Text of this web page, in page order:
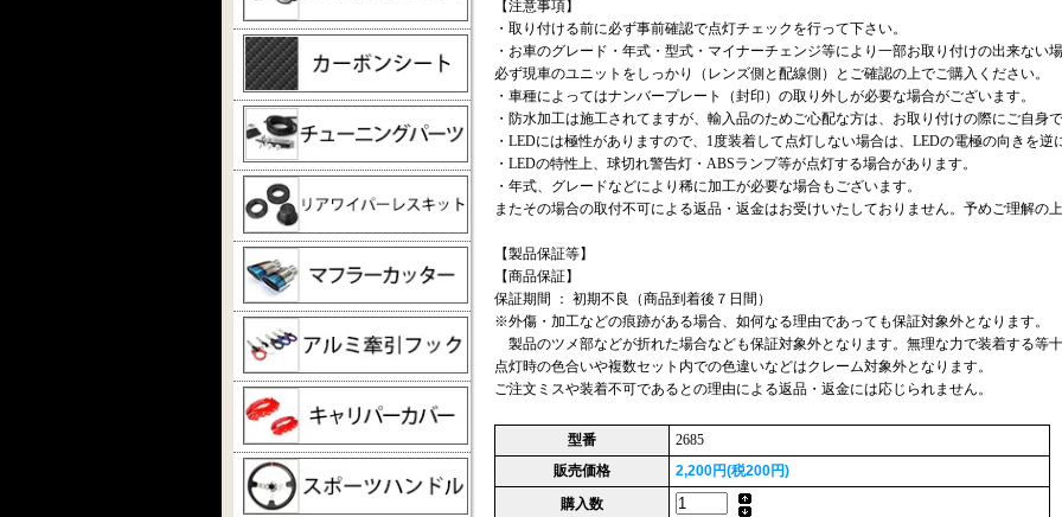
【注意事項】
・取り付ける前に必ず事前確認で点灯チェックを行って下さい。
・お車のグレード・年式・型式・マイナーチェンジ等により一部お取り付けの出来ない
必ず現車のユニットをしっかり（レンズ側と配線側）とご確認の上でご購入ください。
・車種によってはナンバープレート（封印）の取り外しが必要な場合がございます。
・防水加工は施工されてますが、輸入品のためご心配な方は、お取り付けの際にご自身
・LEDには極性がありますので、1度装着して点灯しない場合は、LEDの電極の向きを
・LEDの特性上、球切れ警告灯・ABSランプ等が点灯する場合があります。
・年式、グレードなどにより稀に加工が必要な場合もございます。
またその場合の取付不可による返品・返金はお受けいたしておりません。予めご理解の
【製品保証等】
【商品保証】
保証期間 ： 初期不良（商品到着後７日間）
※外傷・加工などの痕跡がある場合、如何なる理由であっても保証対象外となります。
製品のツメ部などが折れた場合なども保証対象外となります。無理な力で装着する等
点灯時の色合いや複数セット内での色違いなどはクレーム対象外となります。
ご注文ミスや装着不可であるとの理由による返品・返金には応じられません。
型番
2685
販売価格
2,200円(税200円)
購入数